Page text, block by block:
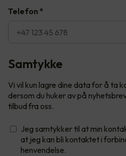
Telefon *
Samtykke
Vi vil kun lagre dine data for å ta
dersom du huker av på
tilbud fra oss.
Jeg samtykker til at min
at jeg kan bli kontaktet i
henvendelse.